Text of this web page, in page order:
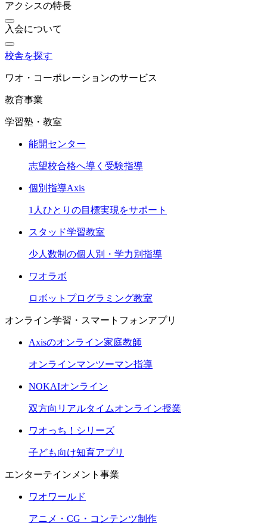
アクシスの特長
入会について
校舎を探す
ワオ・コーポレーションのサービス
教育事業
学習塾・教室
能開センター
志望校合格へ導く受験指導
個別指導Axis
1人ひとりの目標実現をサポート
スタッド学習教室
少人数制の個人別・学力別指導
ワオラボ
ロボットプログラミング教室
オンライン学習・スマートフォンアプリ
Axisのオンライン家庭教師
オンラインマンツーマン指導
NOKAIオンライン
双方向リアルタイムオンライン授業
ワオっち！シリーズ
子ども向け知育アプリ
エンターテインメント事業
ワオワールド
アニメ・CG・コンテンツ制作